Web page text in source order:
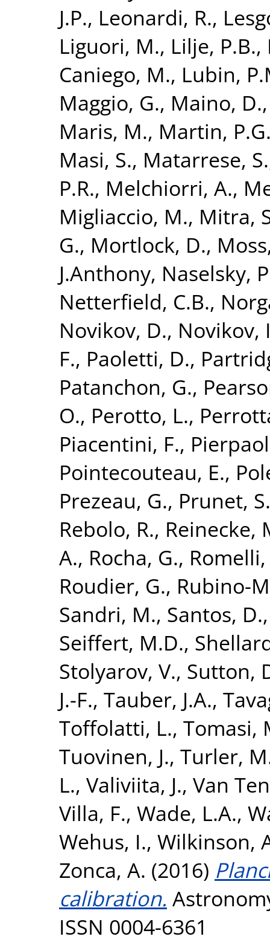
J.P., Leonardi, R.,
Liguori, M., Lilje, P.B.,
Caniego, M., Lubin,
Maggio, G., Maino, D.
Maris, M., Martin,
Masi, S., Matarrese, S.
P.R., Melchiorri, A.,
Migliaccio, M., Mitra,
G., Mortlock, D.,
J.Anthony, Naselsky,
Netterfield, C.B.,
Novikov, D., Novikov,
F., Paoletti, D.,
Patanchon, G.,
O., Perotto, L.,
Piacentini, F.,
Pointecouteau, E.,
Prezeau, G., Prunet, S.
Rebolo, R., Reinecke,
A., Rocha, G., Romelli,
Roudier, G., Rubino-
Sandri, M., Santos, D.
Seiffert, M.D.,
Stolyarov, V., Sutton,
J.-F., Tauber, J.A.,
Toffolatti, L., Tomasi,
Tuovinen, J., Turler,
L., Valiviita, J., Van
Villa, F., Wade, L.A.,
Wehus, I., Wilkinson,
Zonca, A. (2016)
calibration.
ISSN 0004-6361